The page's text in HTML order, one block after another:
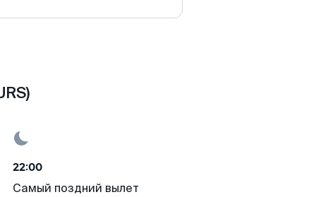
22:00
Самый поздний вылет